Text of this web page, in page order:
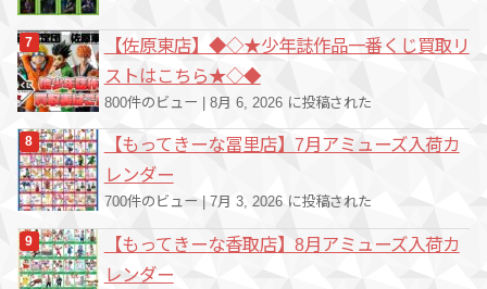
【佐原東店】◆◇★少年誌作品一番くじ買取リ
ストはこちら★◇◆
800件のビュー 8月 6, 2026 に投稿された
【もってきーな冨里店】7月アミューズ入荷カ
レンダー
700件のビュー 7月 3, 2026 に投稿された
【もってきーな香取店】8月アミューズ入荷カ
レンダー